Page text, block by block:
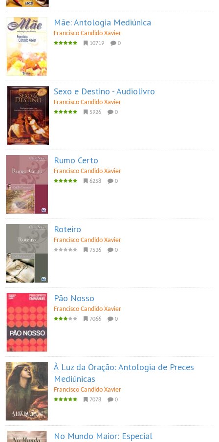
Mãe: Antologia Mediúnica
Francisco Candido Xavier
10719 0
Sexo e Destino - Audiolivro
Francisco Candido Xavier
5926 0
Rumo Certo
Francisco Candido Xavier
6258 0
Roteiro
Francisco Candido Xavier
7536 0
Pão Nosso
Francisco Candido Xavier
7066 0
À Luz da Oração: Antologia de Preces
Mediúnicas
Francisco Candido Xavier
7078 0
No Mundo Maior: Especial